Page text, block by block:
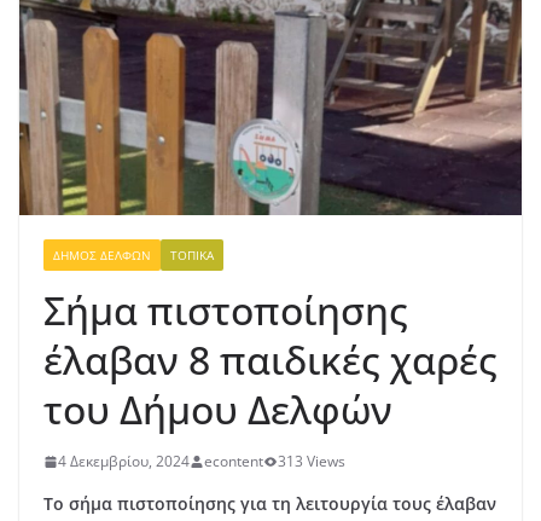
ΔΉΜΟΣ ΔΕΛΦΏΝ ΤΟΠΙΚΆ
Σήμα πιστοποίησης
έλαβαν 8 παιδικές χαρές
του Δήμου Δελφών
4 Δεκεμβρίου, 2024 econtent 313 Views
Το σήμα πιστοποίησης για τη λειτουργία τους έλαβαν